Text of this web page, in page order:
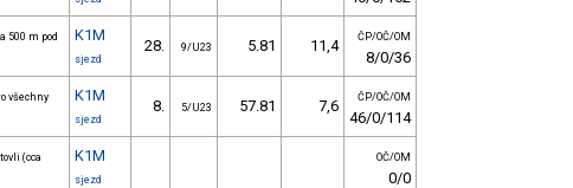
500 m pod
K1M
sjezd
28. 9/U23 5.81 11,4 ČP/OČ/OM
8/0/36
všechny
K1M
sjezd
8. 5/U23 57.81 7,6 ČP/OČ/OM
46/0/114
(cca
K1M
sjezd
OČ/OM
0/0